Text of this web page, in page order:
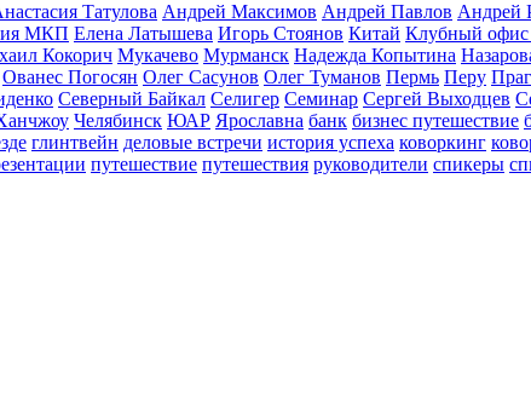
Татулова Андрей Максимов Андрей Павлов Андрей
МКП Елена Латышева Игорь Стоянов Китай Клубный офис
Кокорич Мукачево Мурманск Надежда Копытина
Ованес Погосян Олег Сасунов Олег Туманов Пермь Перу
Северный Байкал Селигер Семинар Сергей Выходцев
Челябинск ЮАР Ярославна банк бизнес путешествие
глинтвейн деловые встречи история успеха коворкинг
путешествие путешествия руководители спикеры